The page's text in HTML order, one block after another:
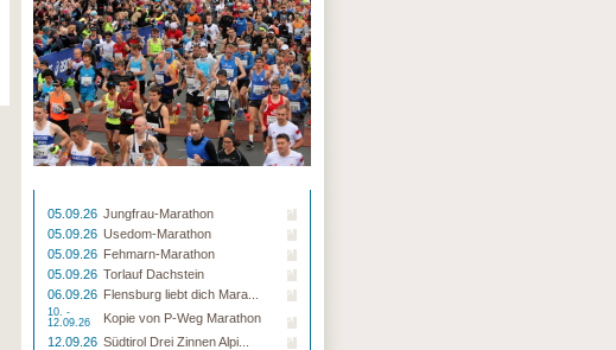
05.09.26 Jungfrau-Marathon
05.09.26 Usedom-Marathon
05.09.26 Fehmarn-Marathon
05.09.26 Torlauf Dachstein
06.09.26 Flensburg liebt dich Mara...
10. -
12.09.26
Kopie von P-Weg Marathon
12.09.26 Südtirol Drei Zinnen Alpi...